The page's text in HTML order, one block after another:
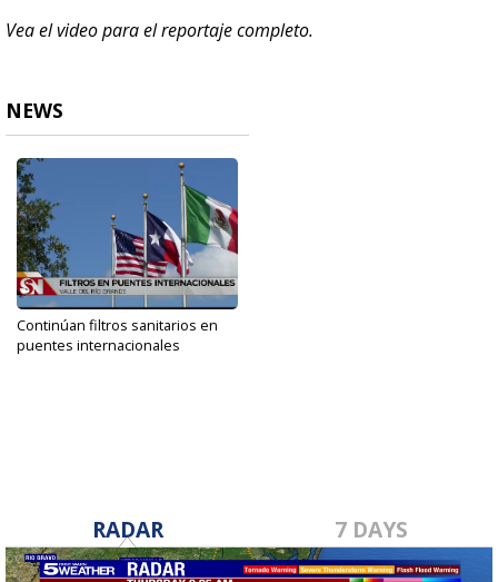
Vea el video para el reportaje completo.
NEWS
Continúan filtros sanitarios en
puentes internacionales
RADAR 7 DAYS